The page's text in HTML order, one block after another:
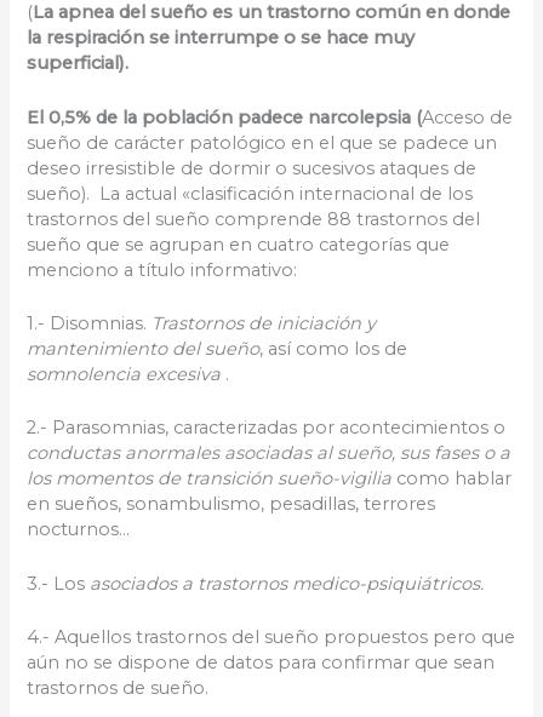
(La apnea del sueño es un trastorno común en donde
la respiración se interrumpe o se hace muy
superficial).
El 0,5% de la población padece narcolepsia (Acceso de
sueño de carácter patológico en el que se padece un
deseo irresistible de dormir o sucesivos ataques de
sueño). La actual «clasificación internacional de los
trastornos del sueño comprende 88 trastornos del
sueño que se agrupan en cuatro categorías que
menciono a título informativo:
1.- Disomnias. Trastornos de iniciación y
mantenimiento del sueño, así como los de
somnolencia excesiva .
2.- Parasomnias, caracterizadas por acontecimientos o
conductas anormales asociadas al sueño, sus fases o a
los momentos de transición sueño-vigilia como hablar
en sueños, sonambulismo, pesadillas, terrores
nocturnos…
3.- Los asociados a trastornos medico-psiquiátricos.
4.- Aquellos trastornos del sueño propuestos pero que
aún no se dispone de datos para confirmar que sean
trastornos de sueño.